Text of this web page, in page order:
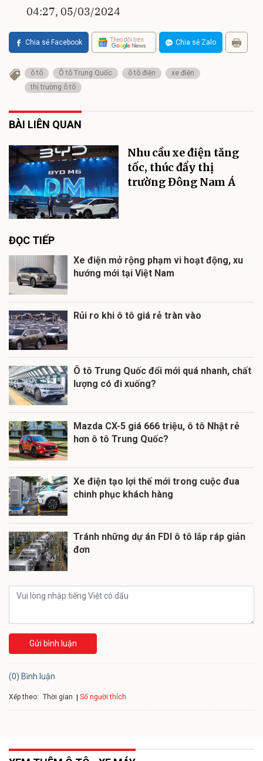
04:27, 05/03/2024
Chia sẻ Facebook Theo dõi trên Chia sẻ Zalo
ô tô Ô tô Trung Quốc ô tô điện
xe điện
thị trường ô tô
BÀI LIÊN QUAN
Nhu cầu xe điện tăng
tốc, thúc đẩy thị
trường Đông Nam Á
ĐỌC TIẾP
Xe điện mở rộng phạm vi hoạt động, xu
hướng mới tại Việt Nam
Rủi ro khi ô tô giá rẻ tràn vào
Ô tô Trung Quốc đổi mới quá nhanh, chất
lượng có đi xuống?
Mazda CX-5 giá 666 triệu, ô tô Nhật rẻ
hơn ô tô Trung Quốc?
Xe điện tạo lợi thế mới trong cuộc đua
chinh phục khách hàng
Tránh những dự án FDI ô tô lắp ráp giản
đơn
Gửi bình luận
(0) Bình luận
Xếp theo: Thời gian Số người thích